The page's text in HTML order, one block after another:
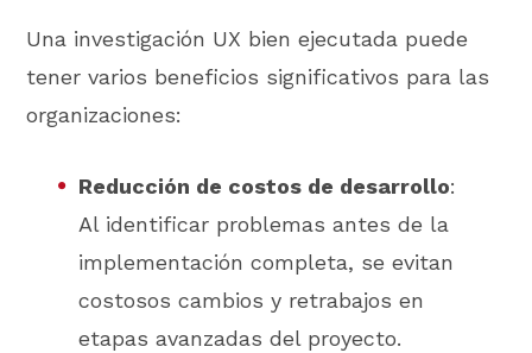
Una investigación UX bien ejecutada puede
tener varios beneficios significativos para las
organizaciones:
Reducción de costos de desarrollo:
Al identificar problemas antes de la
implementación completa, se evitan
costosos cambios y retrabajos en
etapas avanzadas del proyecto.